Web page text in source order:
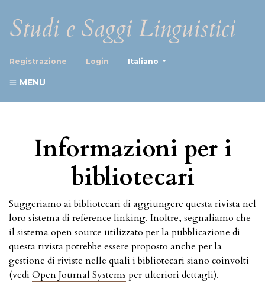
Studi e Saggi Linguistici
Registrazione Login Italiano
MENU
Informazioni per i
bibliotecari
Suggeriamo ai bibliotecari di aggiungere questa rivista nel
loro sistema di reference linking. Inoltre, segnaliamo che
il sistema open source utilizzato per la pubblicazione di
questa rivista potrebbe essere proposto anche per la
gestione di riviste nelle quali i bibliotecari siano coinvolti
(vedi Open Journal Systems per ulteriori dettagli).